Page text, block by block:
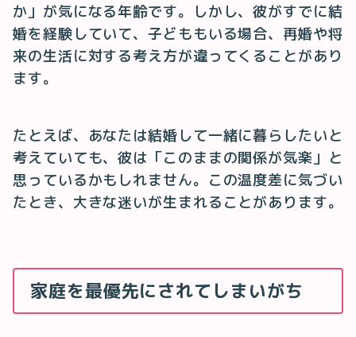
か」が気になる年齢です。しかし、彼がすでに結
婚を経験していて、子どももいる場合、再婚や将
来の生活に対する考え方が違ってくることがあり
ます。
たとえば、あなたは結婚して一緒に暮らしたいと
考えていても、彼は「このままの関係が気楽」と
思っているかもしれません。この温度差に気づい
たとき、大きな迷いが生まれることがあります。
家庭を最優先にされてしまいがち